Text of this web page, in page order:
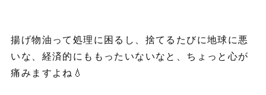
揚げ物油って処理に困るし、捨てるたびに地球に悪
いな、経済的にももったいないなと、ちょっと心が
痛みますよね💧